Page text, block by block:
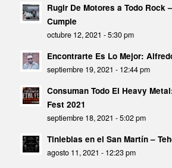
Rugir De Motores a Todo Rock
Cumple
octubre 12, 2021 - 5:30 pm
Encontrarte Es Lo Mejor:
septiembre 19, 2021 - 12:44 pm
Consuman Todo El Heavy
Fest 2021
septiembre 18, 2021 - 5:02 pm
Tinieblas en el San Martín –
agosto 11, 2021 - 12:23 pm